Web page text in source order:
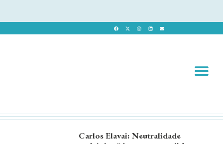
Carlos Elavai: Neutralidade